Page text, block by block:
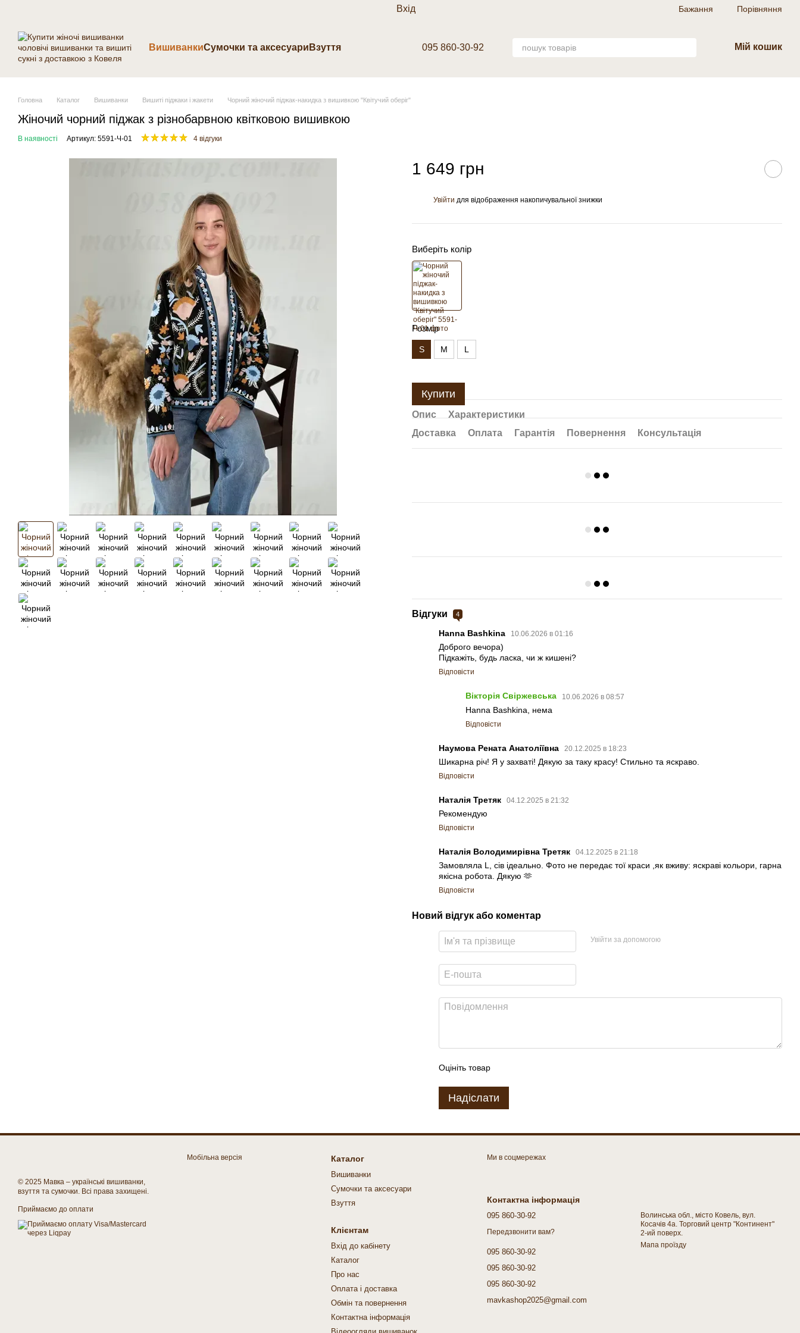
Вхід Бажання Порівняння
ВишиванкиCумочки та аксесуари Взуття 095 860-30-92 Мій кошик
Головна Каталог Вишиванки Вишиті піджаки і жакети Чорний жіночий піджак-накидка з вишивкою "Квітучий оберіг"
Жіночий чорний піджак з різнобарвною квітковою вишивкою
В наявності Артикул: 5591-Ч-01 4 відгуки
1 649 грн
Увійти для відображення накопичувальної знижки
Виберіть колір
Розмір
S M L
Купити
Опис
Характеристики
Доставка
Оплата Гарантія Повернення Консультація
Відгуки 4
Hanna Bashkina 10.06.2026 в 01:16
Доброго вечора)
Підкажіть, будь ласка, чи ж кишені?
Відповісти
Вікторія Свіржевська 10.06.2026 в 08:57
Hanna Bashkina, нема
Відповісти
Наумова Рената Анатоліївна 20.12.2025 в 18:23
Шикарна річ! Я у захваті! Дякую за таку красу! Стильно та яскраво.
Відповісти
Наталія Третяк 04.12.2025 в 21:32
Рекомендую
Відповісти
Наталія Володимирівна Третяк 04.12.2025 в 21:18
Замовляла L, сів ідеально. Фото не передає тої краси ,як вживу: яскраві кольори, гарна
якісна робота. Дякую 🫶
Відповісти
Новий відгук або коментар
Увійти за допомогою
Оцініть товар
Надіслати
© 2025 Мавка – українські вишиванки,
взуття та сумочки. Всі права захищені.
Приймаємо до оплати
Мобільна версія Каталог
Вишиванки
Cумочки та аксесуари
Взуття
Клієнтам
Вхід до кабінету
Каталог
Про нас
Оплата і доставка
Обмін та повернення
Контактна інформація
Ми в соцмережах
Контактна інформація
095 860-30-92
Передзвонити вам?
095 860-30-92
095 860-30-92
095 860-30-92
mavkashop2025@gmail.com
Волинська обл., місто Ковель, вул.
Косачів 4а. Торговий центр "Континент"
2-ий поверх.
Мапа проїзду